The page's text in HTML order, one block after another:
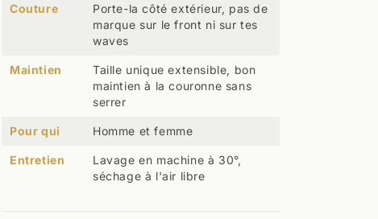
Couture
Porte-la côté extérieur, pas de
marque sur le front ni sur tes
waves
Maintien
Taille unique extensible, bon
maintien à la couronne sans
serrer
Pour qui Homme et femme
Entretien
Lavage en machine à 30°,
séchage à l'air libre